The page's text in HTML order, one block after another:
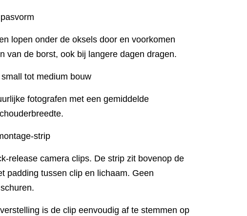
lopen onder de oksels door en voorkomen
van de borst, ook bij langere dagen dragen.
tot medium bouw
fotografen met een gemiddelde
strip
release camera clips. De strip zit bovenop de
padding tussen clip en lichaam. Geen
is de clip eenvoudig af te stemmen op